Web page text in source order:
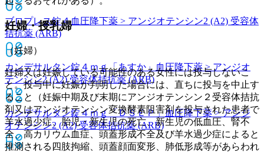
ブロプレス錠４血圧降下薬 > アンジオテンシン2 (A2) 受容体
拮抗薬 (ARB)
カンデサルタン錠４ｍｇ「あすか」 血圧降下薬 > アンジオ
テンシン2 (A2) 受容体拮抗薬 (ARB)
カンデサルタン錠４ｍｇ「ＤＳＥＰ」血圧降下薬 > アンジ
オテンシン2 (A2) 受容体拮抗薬 (ARB)
妊婦・授乳婦
（妊婦）
妊婦又は妊娠している可能性のある女性には投与しないこ
と。投与中に妊娠が判明した場合には、直ちに投与を中止す
ること（妊娠中期及び末期にアンジオテンシン２受容体拮抗
剤又はアンジオテンシン変換酵素阻害剤を投与された患者で
羊水過少症、胎児・新生児の死亡、新生児の低血圧、腎不
全、高カリウム血症、頭蓋形成不全及び羊水過少症によると
推測される四肢拘縮、頭蓋顔面変形、肺低形成等があらわれ